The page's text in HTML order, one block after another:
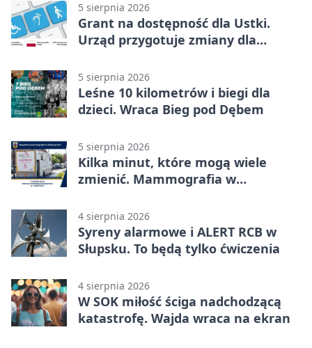
5 sierpnia 2026
Grant na dostępność dla Ustki.
Urząd przygotuje zmiany dla
5 sierpnia 2026
Leśne 10 kilometrów i biegi dla
dzieci. Wraca Bieg pod Dębem
5 sierpnia 2026
Kilka minut, które mogą wiele
zmienić. Mammografia w
4 sierpnia 2026
Syreny alarmowe i ALERT RCB w
Słupsku. To będą tylko ćwiczenia
4 sierpnia 2026
W SOK miłość ściga nadchodzącą
katastrofę. Wajda wraca na ekran